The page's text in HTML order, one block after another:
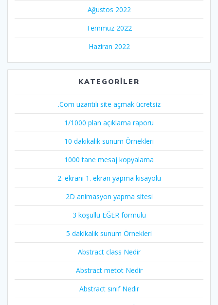
Ağustos 2022
Temmuz 2022
Haziran 2022
KATEGORILER
.Com uzantılı site açmak ücretsiz
1/1000 plan açıklama raporu
10 dakikalık sunum Örnekleri
1000 tane mesaj kopyalama
2. ekranı 1. ekran yapma kısayolu
2D animasyon yapma sitesi
3 koşullu EĞER formülü
5 dakikalık sunum Örnekleri
Abstract class Nedir
Abstract metot Nedir
Abstract sınıf Nedir